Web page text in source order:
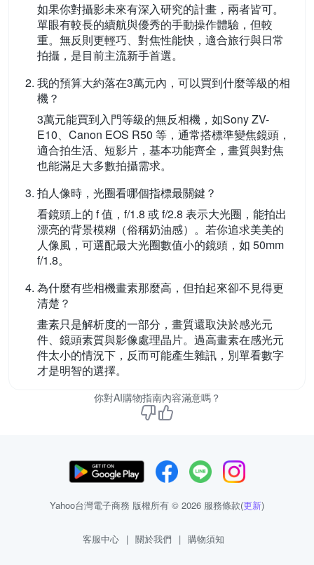
如果你對攝影未來有深入研究的計畫，兩者皆可。
單眼有較長的續航與優秀的手動操作體驗，但較
重。無反則更輕巧、對焦性能快，適合旅行與日常
拍攝，是目前主流新手首選。
我的預算大約落在3萬元內，可以買到什麼等級的相
機？
3萬元能買到入門等級的無反相機，如Sony ZV-
E10、Canon EOS R50 等，通常搭標準變焦鏡頭，
適合拍生活、短影片，基本功能齊全，畫質與對焦
也能滿足大多數拍攝需求。
拍人像時，光圈看哪個指標最關鍵？
看鏡頭上的 f 值，f/1.8 或 f/2.8 表示大光圈，能拍出
漂亮的背景模糊（俗稱奶油感）。若你追求美美的
人像風，可選配最大光圈數值小的鏡頭，如 50mm
f/1.8。
為什麼有些相機畫素那麼高，但拍起來卻不見得更
清楚？
畫素只是解析度的一部分，畫質還取決於感光元
件、鏡頭素質與影像處理晶片。過高畫素在感光元
件太小的情況下，反而可能產生雜訊，別單看數字
才是明智的選擇。
你對AI購物指南內容滿意嗎？
Yahoo台灣電子商務 版權所有 © 2026 服務條款(更新)
客服中心 | 關於我們 | 購物須知